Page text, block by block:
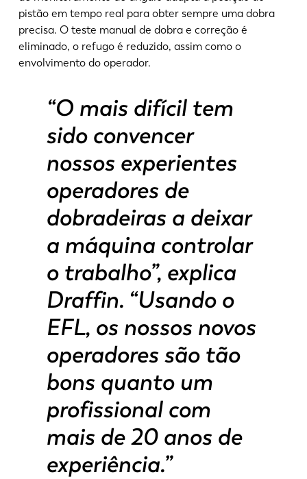
pistão em tempo real para obter sempre uma dobra
precisa. O teste manual de dobra e correção é
eliminado, o refugo é reduzido, assim como o
envolvimento do operador.
“O mais difícil tem
sido convencer
nossos experientes
operadores de
dobradeiras a deixar
a máquina controlar
o trabalho”, explica
Draffin. “Usando o
EFL, os nossos novos
operadores são tão
bons quanto um
profissional com
mais de 20 anos de
experiência.”